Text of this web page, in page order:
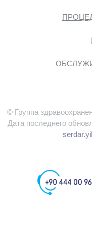
© Группа
Дата последнего